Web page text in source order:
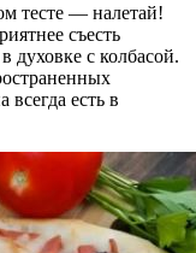
тесте — налетай!
съесть
духовке с колбасой.
всегда есть в